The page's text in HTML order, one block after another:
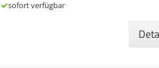
sofort verfügbar